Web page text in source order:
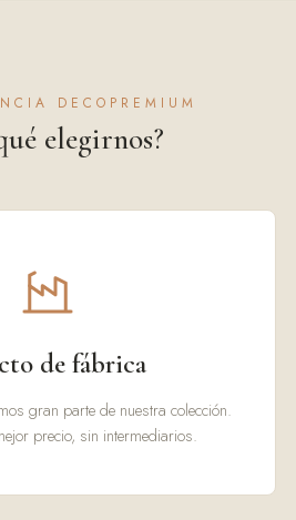
DECOPREMIUM
elegirnos?
de fábrica
gran parte de nuestra colección.
precio, sin intermediarios.